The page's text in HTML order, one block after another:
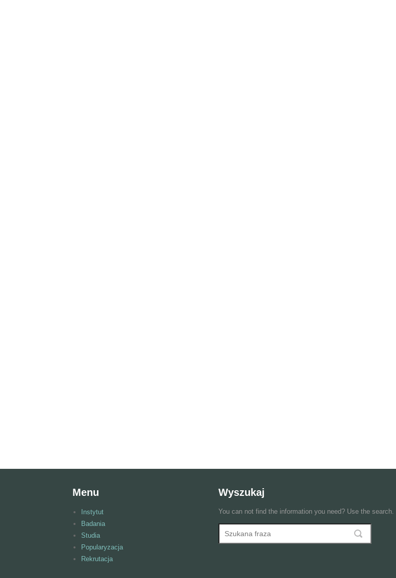
Menu
Instytut
Badania
Studia
Popularyzacja
Rekrutacja
Wyszukaj
You can not find the information you need? Use the search.
Formularz wyszukiwania
Wyszukaj